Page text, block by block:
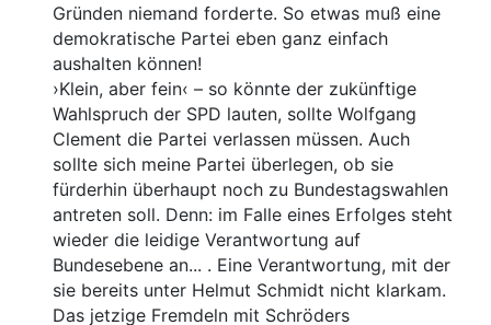
Gründen niemand forderte. So etwas muß eine
demokratische Partei eben ganz einfach
aushalten können!
›Klein, aber fein‹ – so könnte der zukünftige
Wahlspruch der SPD lauten, sollte Wolfgang
Clement die Partei verlassen müssen. Auch
sollte sich meine Partei überlegen, ob sie
fürderhin überhaupt noch zu Bundestagswahlen
antreten soll. Denn: im Falle eines Erfolges steht
wieder die leidige Verantwortung auf
Bundesebene an... . Eine Verantwortung, mit der
sie bereits unter Helmut Schmidt nicht klarkam.
Das jetzige Fremdeln mit Schröders